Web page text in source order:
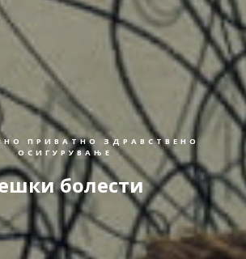
ПРИВАТНО ЗДРАВСТВЕНО
ОСИГУРУВАЊЕ
болести